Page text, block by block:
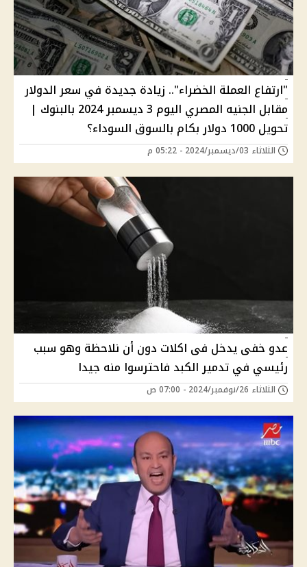
"ارتفاع العملة الخضراء".. زيادة جديدة في سعر الدولار
مقابل الجنيه المصري اليوم 3 ديسمبر 2024 بالبنوك |
تحويل 1000 دولار بكام بالسوق السوداء؟
الثلاثاء 03/ديسمبر/2024 - 05:22 م
عدو خفى يدخل فى اكلات دون أن نلاحظة وهو سبب
رئيسي في تدمير الكبد فاحترسوا منه جيدا
الثلاثاء 26/نوفمبر/2024 - 07:00 ص